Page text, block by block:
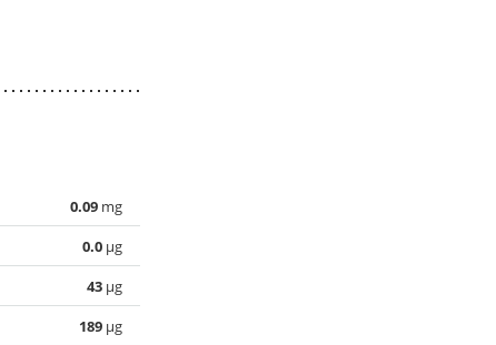
0.09 mg
0.0 µg
43 µg
189 µg